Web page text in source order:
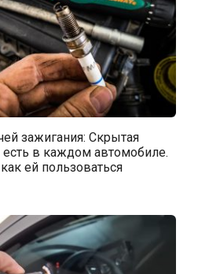
зажигания: Скрытая
есть в каждом автомобиле.
ей пользоваться